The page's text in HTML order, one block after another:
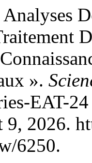
».
EAT-
9, 2026.
6250.